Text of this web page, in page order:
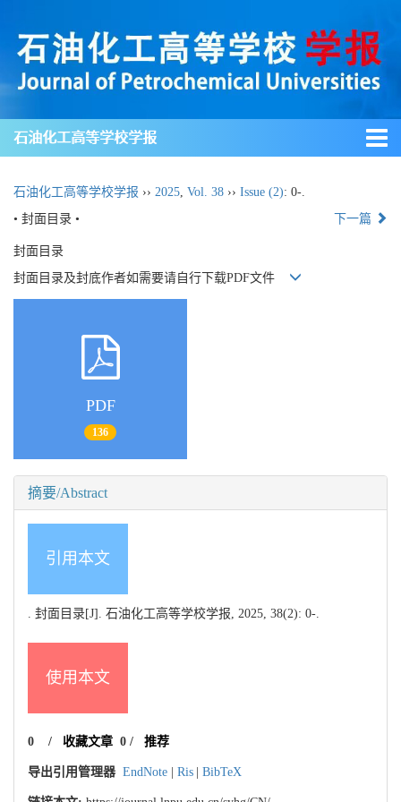
石油化工高等学校学报
石油化工高等学校学报 ›› 2025 Vol. 38 ›› Issue (2): 0-.
• 封面目录 •
下一篇
封面目录
封面目录及封底作者如需要请自行下载PDF文件
PDF
136
摘要/Abstract
引用本文
. 封面目录[J]. 石油化工高等学校学报, 2025, 38(2): 0-.
使用本文
0 / 收藏文章 0/ 推荐
导出引用管理器 EndNote Ris BibTeX